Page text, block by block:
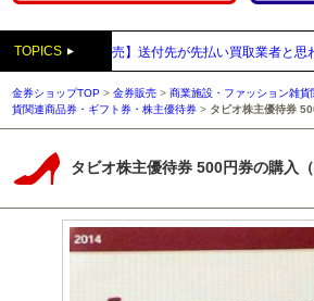
TOPICS
日 【通信販売】送付先が先払い買取業者と思われ
金券ショップTOP >金券販売 >商業施設・ファッション雑貨
貨関連商品券・ギフト券・株主優待券 > タビオ株主優待券
タビオ株主優待券 500円券の購入（